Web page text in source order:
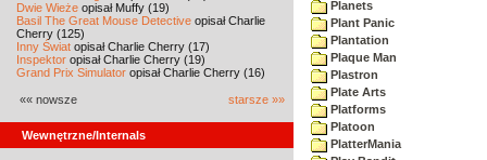
Dwie Wieże opisał Muffy (19)
Basil The Great Mouse Detective opisał Charlie
Cherry (125)
Inny Świat opisał Charlie Cherry (17)
Inspektor opisał Charlie Cherry (19)
Grand Prix Simulator opisał Charlie Cherry (16)
«« nowsze starsze »»
Wewnętrzne/Internals
Planets
Plant Panic
Plantation
Plaque Man
Plastron
Plate Arts
Platforms
Platoon
PlatterMania